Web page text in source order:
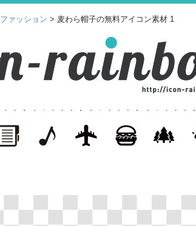
ファッション > 麦わら帽子の無料アイコン素材 1